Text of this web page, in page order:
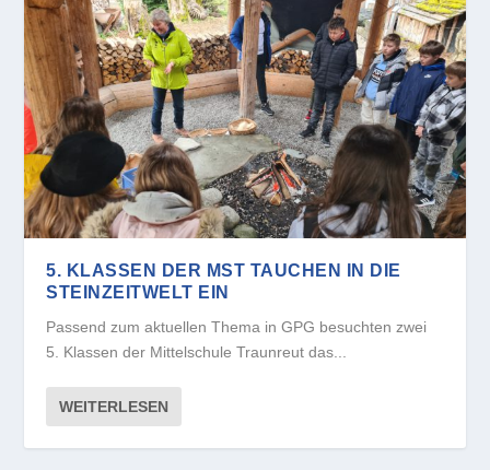
5. KLASSEN DER MST TAUCHEN IN DIE
STEINZEITWELT EIN
Passend zum aktuellen Thema in GPG besuchten zwei
5. Klassen der Mittelschule Traunreut das...
WEITERLESEN